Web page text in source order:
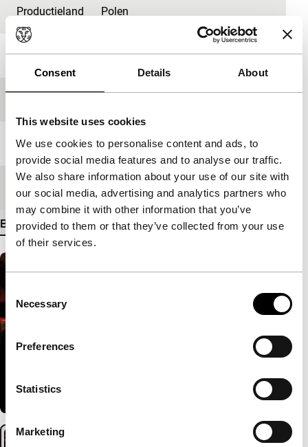
Consent Details About
This website uses cookies
We use cookies to personalise content and ads, to
provide social media features and to analyse our traffic.
We also share information about your use of our site with
our social media, advertising and analytics partners who
may combine it with other information that you’ve
provided to them or that they’ve collected from your use
of their services.
Consent
Selection
Necessary
Preferences
Statistics
Marketing
Productieland Polen
Jaar 2012
Lengte 98'
Medium/Formaat DCP
Bekijk meer details